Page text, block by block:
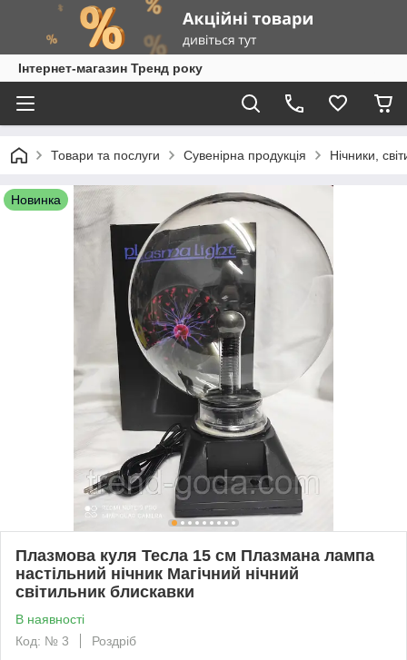
Інтернет-магазин Тренд року
Товари та послуги Сувенірна продукція Нічники,
Новинка
Плазмова куля Тесла 15 см Плазмана лампа
настільний нічник Магічний нічний
світильник блискавки
В наявності
Код: № 3
Роздріб